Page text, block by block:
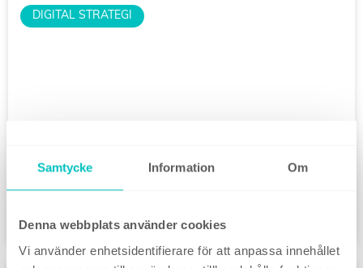
Samtycke Information Om
Denna webbplats använder cookies
Vi använder enhetsidentifierare för att anpassa innehållet
DIGITAL STRATEGI
Podcast #169: Riktning vs. optimering
i digital annonsering
6 mars, 2026